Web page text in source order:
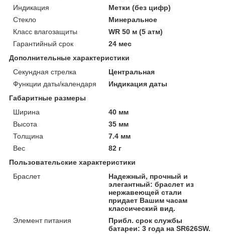
Индикация
Метки (без цифр)
Стекло
Минеральное
Класс влагозащиты
WR 50 м (5 атм)
Гарантийный срок
24 мес
Дополнительные характеристики
Секундная стрелка
Центральная
Функции даты/календаря
Индикация даты
Габаритные размеры
Ширина
40 мм
Высота
35 мм
Толщина
7.4 мм
Вес
82 г
Пользовательские характеристики
Браслет
Надежный, прочный и
элегантный: браслет из
нержавеющей стали
придает Вашим часам
классический вид.
Элемент питания
Прибл. срок службы
батареи: 3 года на SR626SW.